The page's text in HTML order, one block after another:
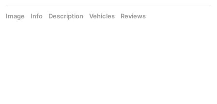
Image Info Description Vehicles Reviews